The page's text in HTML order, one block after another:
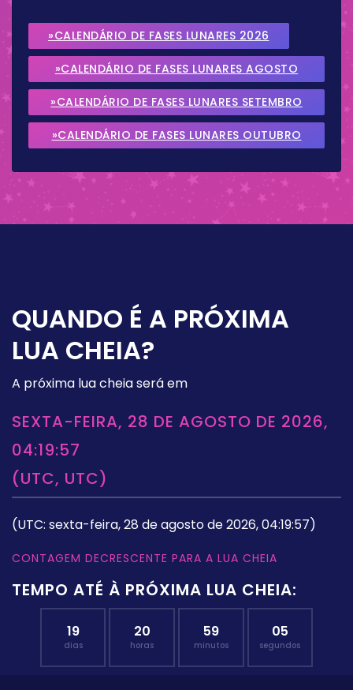
»CALENDÁRIO DE FASES LUNARES 2026
»CALENDÁRIO DE FASES LUNARES AGOSTO
2026
»CALENDÁRIO DE FASES LUNARES SETEMBRO
2026
»CALENDÁRIO DE FASES LUNARES OUTUBRO
QUANDO É A PRÓXIMA
LUA CHEIA?
A próxima lua cheia será em
SEXTA-FEIRA, 28 DE AGOSTO DE 2026,
04:19:57
(UTC, UTC)
(UTC: sexta-feira, 28 de agosto de 2026, 04:19:57)
CONTAGEM DECRESCENTE PARA A LUA CHEIA
TEMPO ATÉ À PRÓXIMA LUA CHEIA:
19
dias
20
horas
59
minutos
04
segundos